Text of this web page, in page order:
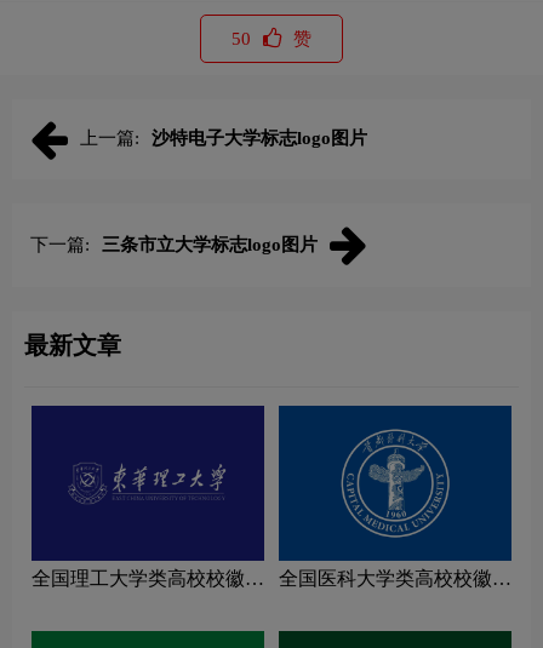
50 赞
上一篇: 沙特电子大学标志logo图片
下一篇: 三条市立大学标志logo图片
最新文章
全国理工大学类高校校徽设
全国医科大学类高校校徽设